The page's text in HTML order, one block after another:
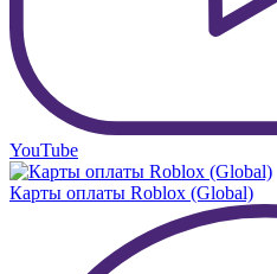
YouTube
Карты оплаты Roblox (Global)